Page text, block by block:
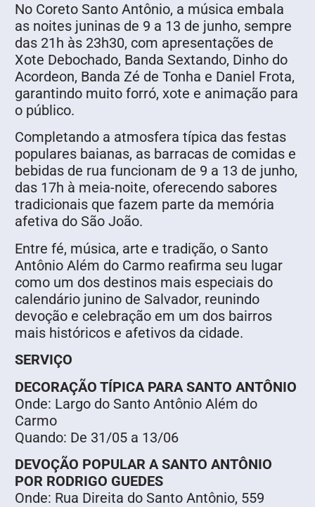
No Coreto Santo Antônio, a música embala
as noites juninas de 9 a 13 de junho, sempre
das 21h às 23h30, com apresentações de
Xote Debochado, Banda Sextando, Dinho do
Acordeon, Banda Zé de Tonha e Daniel Frota,
garantindo muito forró, xote e animação para
o público.
Completando a atmosfera típica das festas
populares baianas, as barracas de comidas e
bebidas de rua funcionam de 9 a 13 de junho,
das 17h à meia-noite, oferecendo sabores
tradicionais que fazem parte da memória
afetiva do São João.
Entre fé, música, arte e tradição, o Santo
Antônio Além do Carmo reafirma seu lugar
como um dos destinos mais especiais do
calendário junino de Salvador, reunindo
devoção e celebração em um dos bairros
mais históricos e afetivos da cidade.
SERVIÇO
DECORAÇÃO TÍPICA PARA SANTO ANTÔNIO
Onde: Largo do Santo Antônio Além do
Carmo
Quando: De 31/05 a 13/06
DEVOÇÃO POPULAR A SANTO ANTÔNIO
POR RODRIGO GUEDES
Onde: Rua Direita do Santo Antônio, 559